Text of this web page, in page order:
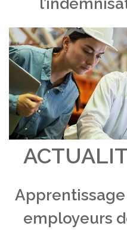
Apprentissage
employeurs